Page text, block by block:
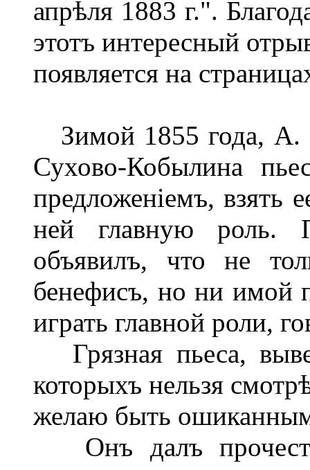
апрѣля 1883 г.".
этотъ интересный
появляется на
Зимой 1855 года, А.
Сухово-Кобылина
предложеніемъ, взять
ней главную роль.
объявилъ, что не
бенефисъ, но ни имой
играть главной роли,
Грязная пьеса,
которыхъ нельзя
желаю быть
Онъ далъ